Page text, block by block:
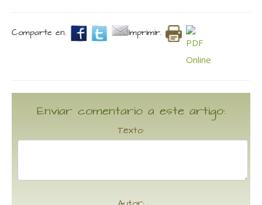
Comparte en. Imprimir.
Enviar comentario a este artigo:
Texto: